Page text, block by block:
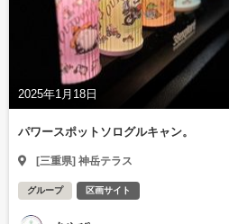
2025年1月18日
パワースポットソログルキャン。
[三重県] 神岳テラス
グループ 区画サイト